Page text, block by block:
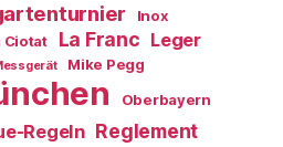
Inox
Ciotat La Franc Leger
Mike Pegg
Oberbayern
Regeln Reglement